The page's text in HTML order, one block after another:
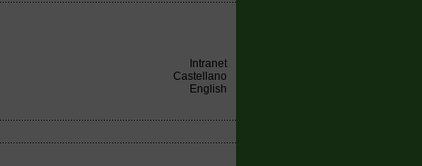
Intranet
Castellano
English